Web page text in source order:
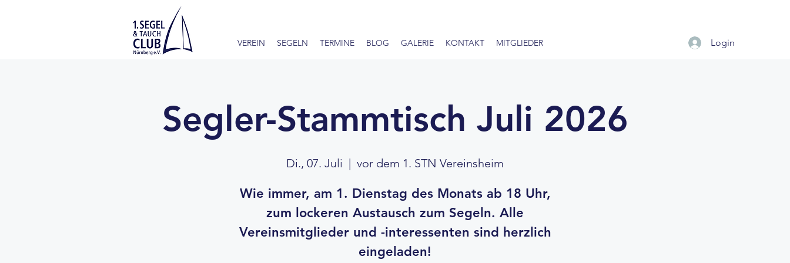
VEREIN SEGELN TERMINE BLOG GALERIE KONTAKT MITGLIEDER Login
Segler-Stammtisch Juli 2026
Di., 07. Juli
  |
vor dem 1. STN Vereinsheim
Wie immer, am 1. Dienstag des Monats ab 18 Uhr,
zum lockeren Austausch zum Segeln. Alle
Vereinsmitglieder und -interessenten sind herzlich
eingeladen!